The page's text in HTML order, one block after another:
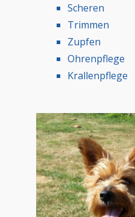
Scheren
Trimmen
Zupfen
Ohrenpflege
Krallenpflege